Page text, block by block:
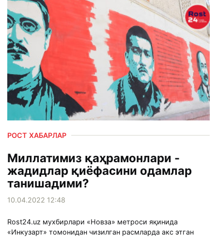
РОСТ ХАБАРЛАР
Миллатимиз қаҳрамонлари -
жадидлар қиёфасини одамлар
танишадими?
10.04.2022 12:48
Rost24.uz мухбирлари «Новза» метроси яқинида
«Инкузарт» томонидан чизилган расмларда акс этган